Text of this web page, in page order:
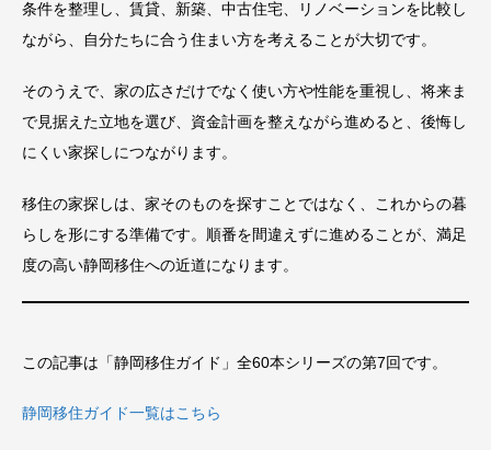
条件を整理し、賃貸、新築、中古住宅、リノベーションを比較し
ながら、自分たちに合う住まい方を考えることが大切です。
そのうえで、家の広さだけでなく使い方や性能を重視し、将来ま
で見据えた立地を選び、資金計画を整えながら進めると、後悔し
にくい家探しにつながります。
移住の家探しは、家そのものを探すことではなく、これからの暮
らしを形にする準備です。順番を間違えずに進めることが、満足
度の高い静岡移住への近道になります。
この記事は「静岡移住ガイド」全60本シリーズの第7回です。
静岡移住ガイド一覧はこちら